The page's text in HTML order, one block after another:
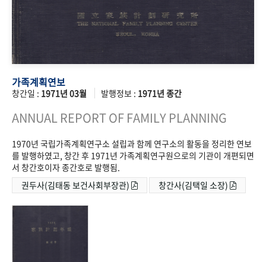
가족계획연보
창간일 : 1971년 03월 발행정보 : 1971년 종간
ANNUAL REPORT OF FAMILY PLANNING
1970년 국립가족계획연구소 설립과 함께 연구소의 활동을 정리한 연보
를 발행하였고, 창간 후 1971년 가족계획연구원으로의 기관이 개편되면
서 창간호이자 종간호로 발행됨.
권두사(김태동 보건사회부장관)
창간사(김택일 소장)